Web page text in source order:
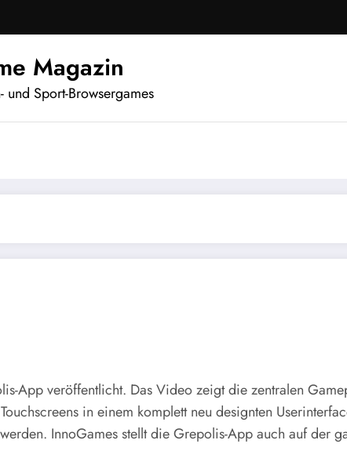
Magazin
Sport-Browsergames
App veröffentlicht. Das Video zeigt die zentralen
in einem komplett neu designten
InnoGames stellt die Grepolis-App auch auf der